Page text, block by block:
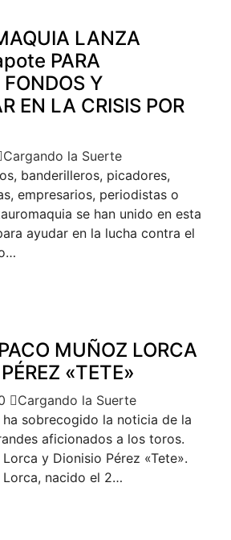
LANZA
PARA
Y
EN LA CRISIS POR
Cargando la Suerte
banderilleros, picadores,
empresarios, periodistas o
se han unido en esta
ayudar en la lucha contra el
MUÑOZ LORCA
«TETE»
Cargando la Suerte
ha sobrecogido la noticia de la
aficionados a los toros.
y Dionisio Pérez «Tete».
Lorca, nacido el 2…